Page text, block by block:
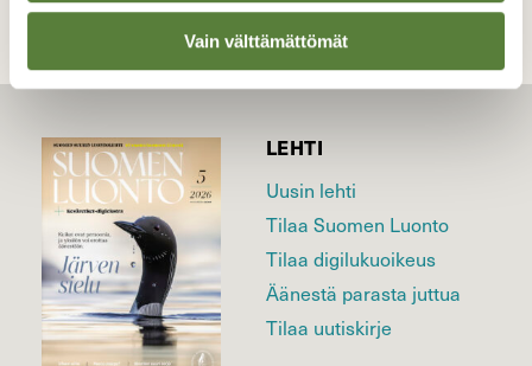
Vain välttämättömät
LEHTI
Uusin lehti
Tilaa Suomen Luonto
Tilaa digilukuoikeus
Äänestä parasta juttua
Tilaa uutiskirje